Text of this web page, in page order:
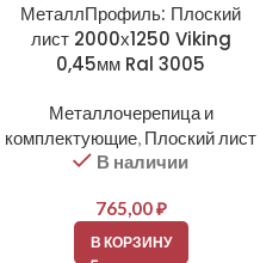
МеталлПрофиль: Плоский
лист 2000х1250 Viking
0,45мм Ral 3005
Металлочерепица и
комплектующие, Плоский лист
В наличии
765,00₽
В КОРЗИНУ